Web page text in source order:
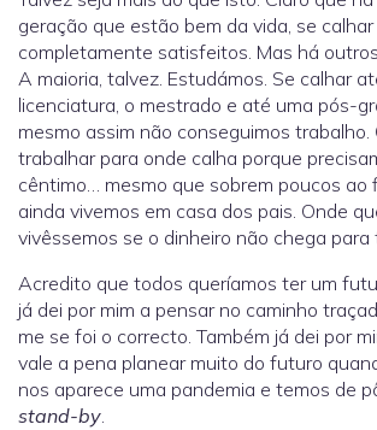
geração que estão bem da vida, se
completamente satisfeitos. Mas há
A maioria, talvez. Estudámos. Se calhar
licenciatura, o mestrado e até uma pós-
mesmo assim não conseguimos
trabalhar para onde calha porque
cêntimo… mesmo que sobrem poucos ao
ainda vivemos em casa dos pais. Onde
vivêssemos se o dinheiro não chega para
Acredito que todos queríamos ter um
já dei por mim a pensar no caminho
me se foi o correcto. Também já dei por
vale a pena planear muito do futuro
nos aparece uma pandemia e temos de
stand-by.